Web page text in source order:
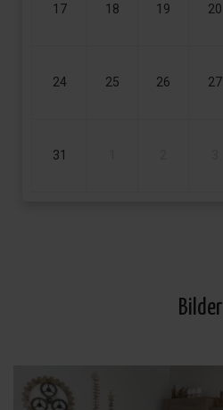
17 18 19 20
24 25 26 27
31
Bilder